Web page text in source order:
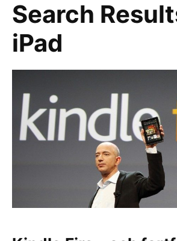
Search
iPad